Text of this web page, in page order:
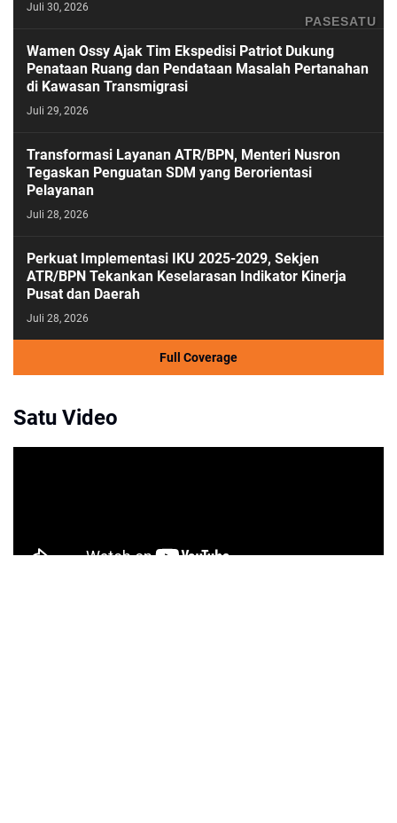
PASESATU
Juli 30, 2026
Wamen Ossy Ajak Tim Ekspedisi Patriot Dukung
Penataan Ruang dan Pendataan Masalah Pertanahan
di Kawasan Transmigrasi
Juli 29, 2026
Transformasi Layanan ATR/BPN, Menteri Nusron
Tegaskan Penguatan SDM yang Berorientasi
Pelayanan
Juli 28, 2026
Perkuat Implementasi IKU 2025-2029, Sekjen
ATR/BPN Tekankan Keselarasan Indikator Kinerja
Pusat dan Daerah
Juli 28, 2026
Full Coverage
Satu Video